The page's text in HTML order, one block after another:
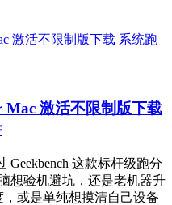
Mac 激活不限制版下载
Geekbench 这款标杆级跑分
验机避坑，还是老机器升
或是单纯想摸清自己设备